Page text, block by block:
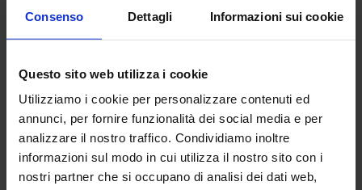
Consenso Dettagli Informazioni sui cookie
Questo sito web utilizza i cookie
Utilizziamo i cookie per personalizzare contenuti ed
annunci, per fornire funzionalità dei social media e per
analizzare il nostro traffico. Condividiamo inoltre
informazioni sul modo in cui utilizza il nostro sito con i
nostri partner che si occupano di analisi dei dati web,
Di Redazione PPAN
Maggiori informazioni su SAIE
Contatti »